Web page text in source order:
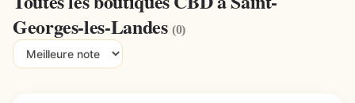
Georges-les-Landes(0)